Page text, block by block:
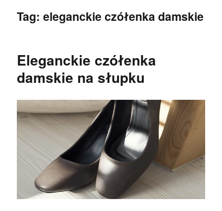
Tag:eleganckie czółenka damskie
Eleganckie czółenka
damskie na słupku